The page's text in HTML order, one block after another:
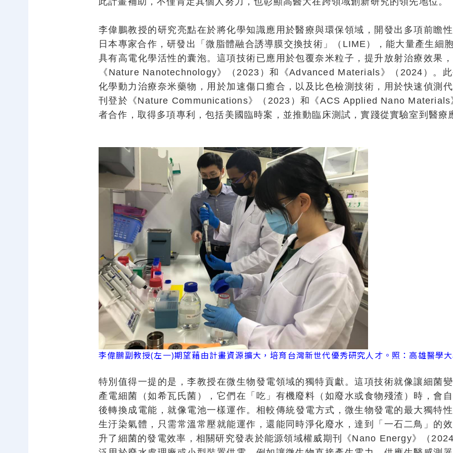
李偉鵬教授的研究亮點在於將化學知識應用於醫療與環保領域，開發出多項前瞻
日本專家合作，研發出「微脂體融合誘導膜交換技術」（LIME），能大量產生細
具有高電化學活性的囊泡。這項技術已應用於包覆奈米粒子，提升放射治療效果
《Nature Nanotechnology》（2023）和《Advanced Materials》（2024）。
化學動力治療奈米藥物，用於加速傷口癒合，以及比色檢測技術，用於快速偵測
刊登於《Nature Communications》（2023）和《ACS Applied Nano Materials
者合作，取得多項專利，包括美國臨時案，並推動臨床測試，實踐從實驗室到醫療
李偉鵬副教授(左一)期望藉由計畫資源擴大，培育台灣新世代優秀研究人才。照：高雄醫學
特別值得一提的是，李教授在微生物發電領域的獨特貢獻。這項技術就像讓細菌
產電細菌（如希瓦氏菌），它們在「吃」有機廢料（如廢水或食物殘渣）時，會
後轉換成電能，就像電池一樣運作。相較傳統發電方式，微生物發電的最大獨
生汙染氣體，只需常溫常壓就能運作，還能同時淨化廢水，達到「一石二鳥」的
升了細菌的發電效率，相關研究發表於能源領域權威期刊《Nano Energy》（